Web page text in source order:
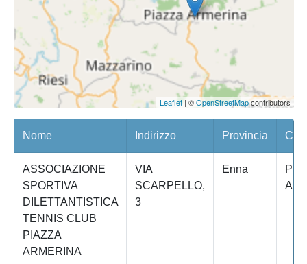
Leaflet| ©OpenStreetMapcontributors
Nome Indirizzo Provincia
ASSOCIAZIONE
SPORTIVA
DILETTANTISTICA
TENNIS CLUB
PIAZZA
ARMERINA
VIA
SCARPELLO,
3
Enna